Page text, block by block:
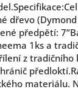
dřevo
předpětí:
1ks a
z
materiálu.